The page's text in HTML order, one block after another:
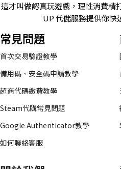
這才叫做認真玩遊戲，理性消費精
UP 代儲服務提供你快
常見問題
首次交易驗證教學
備用碼、安全碼申請教學
超商代碼繳費教學
Steam代購常見問題
Google Authenticator教學
如何聯絡客服